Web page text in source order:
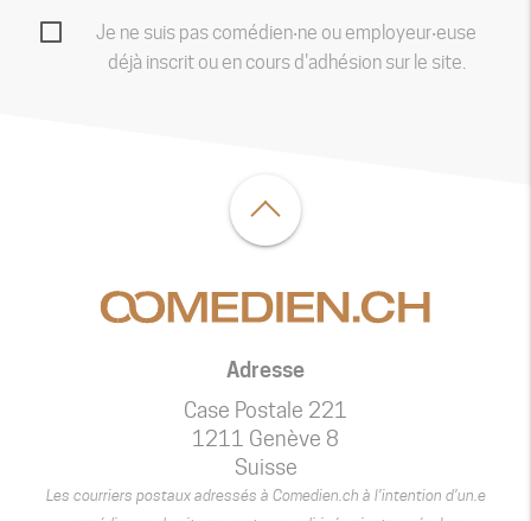
Je ne suis pas comédien‧ne ou employeur‧euse
déjà inscrit ou en cours d'adhésion sur le site.
Adresse
Case Postale 221
1211 Genève 8
Suisse
Les courriers postaux adressés à Comedien.ch à l’intention d’un.e